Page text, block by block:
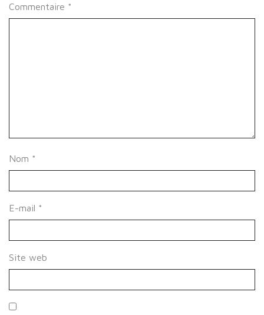
Commentaire *
Nom *
E-mail *
Site web